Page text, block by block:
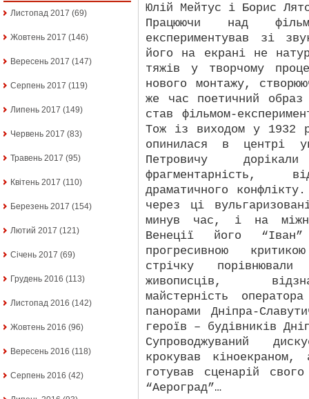
Листопад 2017 (69)
Жовтень 2017 (146)
Вересень 2017 (147)
Серпень 2017 (119)
Липень 2017 (149)
Червень 2017 (83)
Травень 2017 (95)
Квітень 2017 (110)
Березень 2017 (154)
Лютий 2017 (121)
Січень 2017 (69)
Грудень 2016 (113)
Листопад 2016 (142)
Жовтень 2016 (96)
Вересень 2016 (118)
Серпень 2016 (42)
Юлій Мейтус і Борис
Працюючи над
експериментував зі
його на екрані не
тяжів у творчому
нового монтажу,
же час поетичний
став фільмом-
Тож із виходом у 1932
опинилася в центрі
Петровичу
фрагментарність,
драматичного
через ці
минув час, і на
Венеції його
прогресивною
стрічку
живописців,
майстерність
панорами Дніпра-
героїв – будівників
Супроводжуваний
крокував
готував сценарій
“Аероград”…